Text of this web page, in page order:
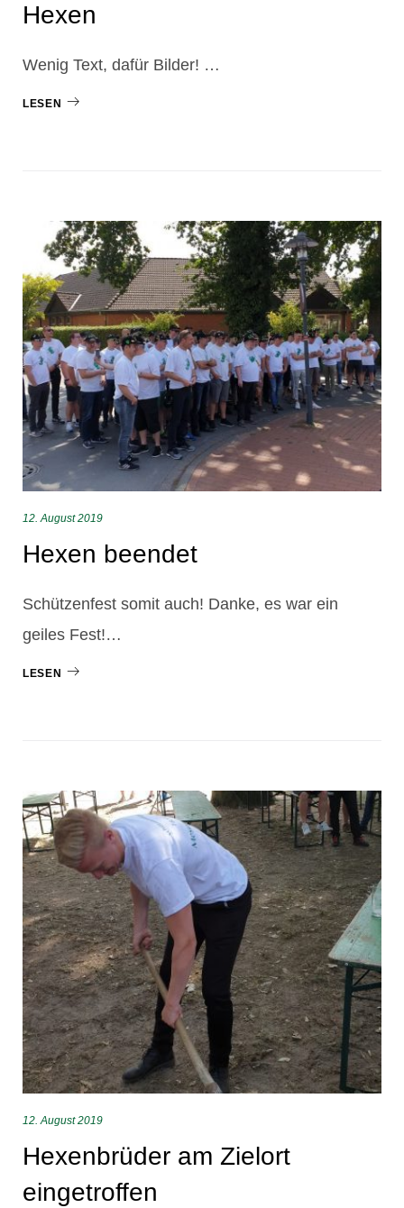
Hexen
Wenig Text, dafür Bilder! …
LESEN
12. August 2019
Hexen beendet
Schützenfest somit auch! Danke, es war ein
geiles Fest!…
LESEN
12. August 2019
Hexenbrüder am Zielort
eingetroffen